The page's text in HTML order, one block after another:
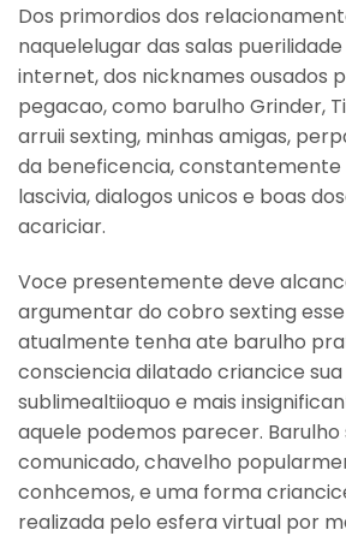
Dos primordios dos
naquelelugar das salas
internet, dos nicknames ousados
pegacao, como barulho Grinder,
arruii sexting, minhas amigas,
da beneficencia,
lascivia, dialogos unicos e boas
acariciar.
Voce presentemente deve
argumentar do cobro sexting
atualmente tenha ate barulho
consciencia dilatado criancice
sublimealtiioquo e mais
aquele podemos parecer. Barulho
comunicado, chavelho
conhcemos, e uma forma
realizada pelo esfera virtual por